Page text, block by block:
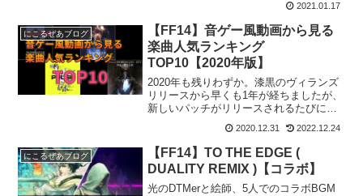
音楽団員」募集とは？DCという枠を超え
て実際に合奏を行うのことはできません
が、それぞれ...
2021.01.17
にこるぜあブログ
【FF14】音ゲー風動画から見る
楽曲人気ランキング
TOP10【2020年版】
2020年も残りわずか。漆黒のヴィランズ
リリースから早くも1年が経ちましたが、
新しいパッチがリリースされるたびにた
ことができました。この記事では、私の
運営しているYouTubeチャンネル
「Nicorzea...
2020.12.31 2022.12.24
にこるぜあブログ
【FF14】TO THE EDGE (
DUALITY REMIX )【コラボ】
光のDTMerと絵師、5人でのコラボBGM